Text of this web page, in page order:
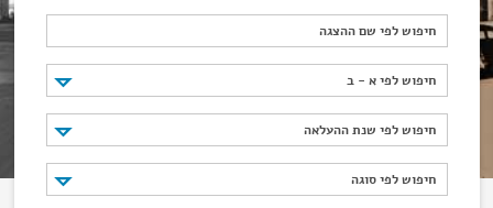
חיפוש לפי שם ההצגה
חיפוש לפי א - ב
חיפוש לפי א - ב
חיפוש לפי שנת ההעלאה
חיפוש לפי שנת ההעלאה
חיפוש לפי סוגה
חיפוש לפי סוגה